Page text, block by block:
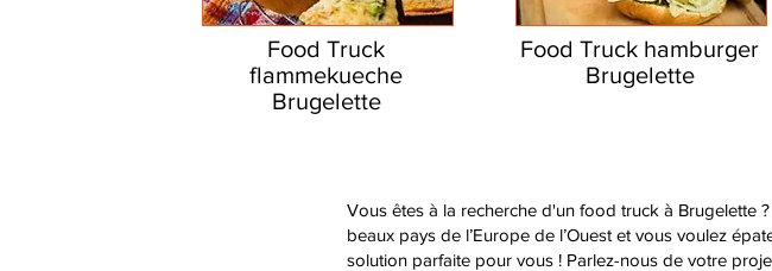
Food Truck
flammekueche
Brugelette
Food Truck hamburger
Brugelette
Vous êtes à la recherche d'un food truck à Brugelette
beaux pays de l’Europe de l’Ouest et vous voulez
solution parfaite pour vous ! Parlez-nous de votre